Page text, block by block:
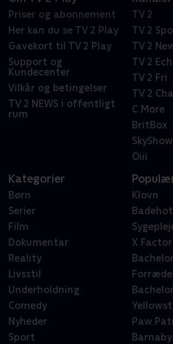
Priser og abonnement
Her kan du se TV 2 Play
Gavekort til TV 2 Play
Support og
Kundecenter
Vilkår og betingelser
TV 2 NEWS i offentligt
rum
TV 2
TV 2
TV 2
TV 2
TV 2 Fri
TV 2
C More
BritBox
Oiii
Kategorier
Børn
Serier
Film
Dokumentar
Reality
Livsstil
Underholdning
Comedy
Nyheder
Sport
Klovn
X Factor
Paw
Barnaby